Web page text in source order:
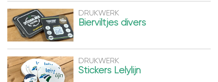
DRUKWERK
Bierviltjes divers
DRUKWERK
Stickers Lelylijn